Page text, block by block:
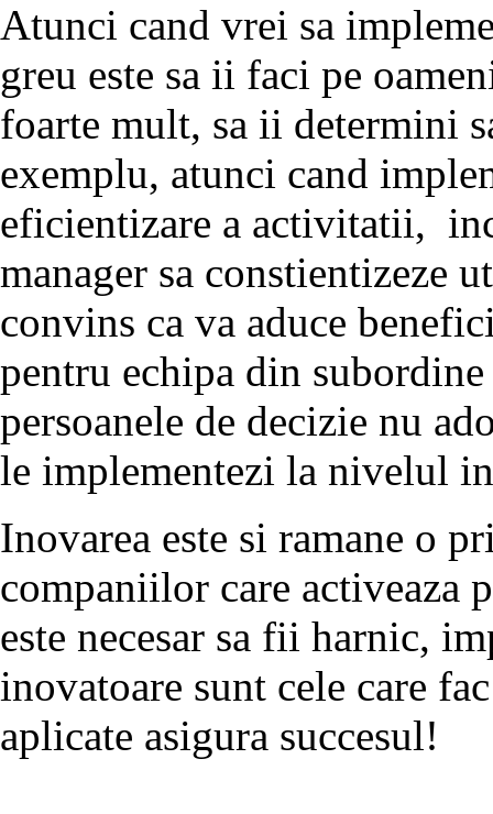
Atunci cand vrei sa
greu este sa ii faci pe
foarte mult, sa ii determini
exemplu, atunci cand
eficientizare a activitatii,
manager sa constientizeze
convins ca va aduce
pentru echipa din
persoanele de decizie nu
le implementezi la nivelul
Inovarea este si ramane o
companiilor care activeaza
este necesar sa fii harnic,
inovatoare sunt cele care
aplicate asigura succesul!